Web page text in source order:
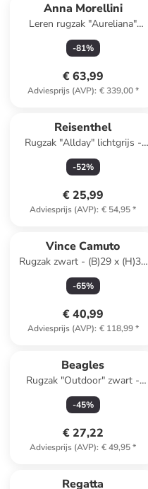
Anna Morellini
Leren rugzak "Aureliana"
zwart - (B)42 x (H)55 x (D)16
cm
-81%
€ 63,99
Adviesprijs (AVP): € 339,00*
Reisenthel
Rugzak "Allday" lichtgrijs -
(B)30 x (H)39 x (D)13 cm
-52%
€ 25,99
Adviesprijs (AVP): € 54,95*
Vince Camuto
Rugzak zwart - (B)29 x (H)32
x (D)11 cm
-65%
€ 40,99
Adviesprijs (AVP): € 118,99*
Beagles
Rugzak "Outdoor" zwart -
(B)29,5 x (H)43 x (D)17 cm
-45%
€ 27,22
Adviesprijs (AVP): € 49,95*
Regatta